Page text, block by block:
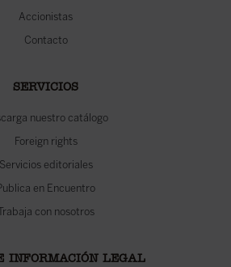
Accionistas
Contacto
SERVICIOS
nuestro catálogo
Foreign rights
Servicios editoriales
en Encuentro
con nosotros
INFORMACIÓN LEGAL